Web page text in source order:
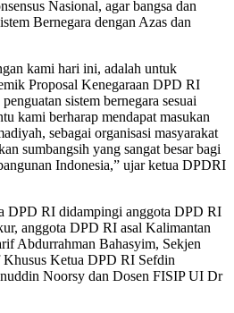
Nasional, agar bangsa dan
Bernegara dengan Azas dan
kami hari ini, adalah untuk
Proposal Kenegaraan DPD RI
sistem bernegara sesuai
kami berharap mendapat masukan
sebagai organisasi masyarakat
sumbangsih yang sangat besar bagi
Indonesia,” ujar ketua DPDRI
DPD RI didampingi anggota DPD RI
anggota DPD RI asal Kalimantan
Abdurrahman Bahasyim, Sekjen
Ketua DPD RI Sefdin
Noorsy dan Dosen FISIP UI Dr